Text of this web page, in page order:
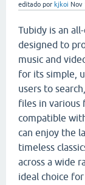
editado por kjkoi Nov
Tubidy is an
designed to
music and
for its simple,
users to
files in various
compatible
can enjoy the
timeless
across a wide
ideal choice